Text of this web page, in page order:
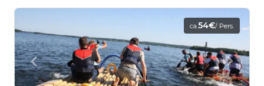
ca.54€/ Pers.